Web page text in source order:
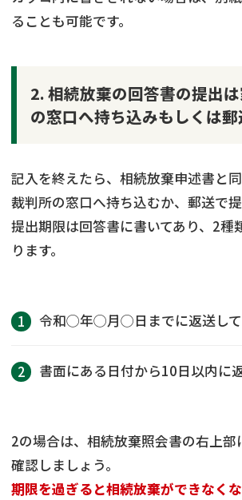
ることも可能です。
2. 相続放棄の回答書の提出
の窓口へ持ち込みもしくは郵
記入を終えたら、相続放棄申述書と
裁判所の窓口へ持ち込むか、郵送で提
提出期限は回答書に書いてあり、2種
ります。
令和◯年◯月◯日までに返送して
書面にある日付から10日以内に
2の場合は、相続放棄照会書の右上部
確認しましょう。
期限を過ぎると相続放棄ができなく